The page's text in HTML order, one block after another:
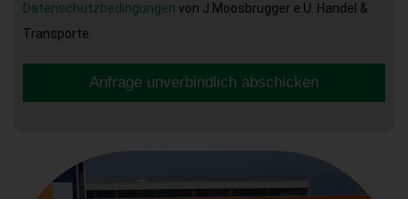
Datenschutzbedingungen von J.Moosbrugger e.U. Handel &
Transporte.
Anfrage unverbindlich abschicken